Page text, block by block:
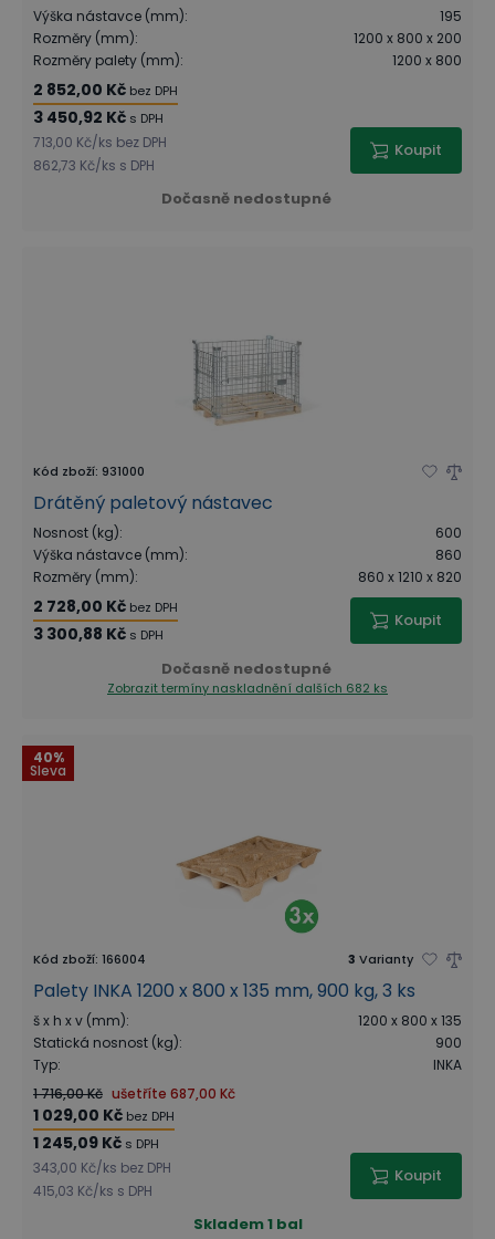
Výška nástavce (mm):
195
Rozměry (mm):
1200 x 800 x 200
Rozměry palety (mm): 1200 x 800
2 852,00 Kč bez DPH
3 450,92 Kč s DPH
713,00 Kč/ks bez DPH
862,73 Kč/ks s DPH
Koupit
Dočasně nedostupné
Kód zboží: 931000
Drátěný paletový nástavec
Nosnost (kg):
600
Výška nástavce (mm):
860
Rozměry (mm): 860 x 1210 x 820
2 728,00 Kč bez DPH
3 300,88 Kč s DPH
Koupit
Dočasně nedostupné
Zobrazit termíny naskladnění dalších 682 ks
40%
Sleva
Kód zboží: 166004 3 Varianty
Palety INKA 1200 x 800 x 135 mm, 900 kg, 3 ks
š x h x v (mm):
1200 x 800 x 135
Statická nosnost (kg):
900
Typ:
INKA
1 716,00 Kč ušetříte 687,00 Kč
1 029,00 Kč bez DPH
1 245,09 Kč s DPH
343,00 Kč/ks bez DPH
415,03 Kč/ks s DPH
Koupit
Skladem1 bal